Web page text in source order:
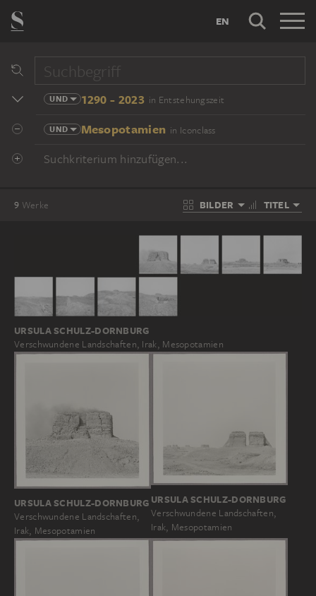
EN
UND 1290 - 2023 in Entstehungszeit
UND Mesopotamien in Iconclass
Suchkriterium hinzufügen...
9 Werke BILDER TITEL
URSULA SCHULZ-DORNBURG
Verschwundene Landschaften, Irak, Mesopotamien
URSULA SCHULZ-DORNBURG
Verschwundene Landschaften,
Irak, Mesopotamien
URSULA SCHULZ-DORNBURG
Verschwundene Landschaften,
Irak, Mesopotamien